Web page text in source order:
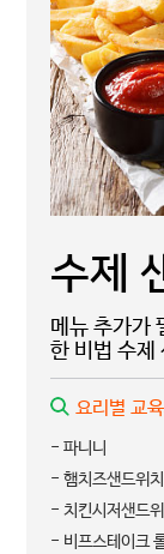
수제
메뉴 추가가
한 비법 수제
요리별 교
- 파니니
- 햄치즈샌드위치
- 치킨시저샌드위
- 비프스테이크